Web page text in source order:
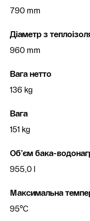
790 mm
Діаметр з
960 mm
Вага нетто
136 kg
Вага
151 kg
Об’єм бака-
955,0 l
Максимальна
95°C